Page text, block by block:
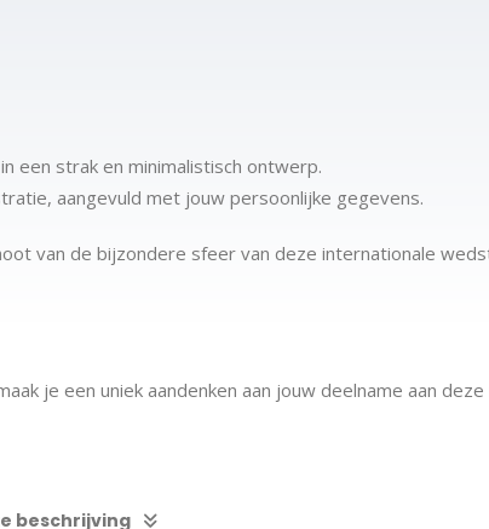
een strak en minimalistisch ontwerp.
aangevuld met jouw persoonlijke gegevens.
van de bijzondere sfeer van deze internationale
je een uniek aandenken aan jouw deelname aan deze
beschrijving